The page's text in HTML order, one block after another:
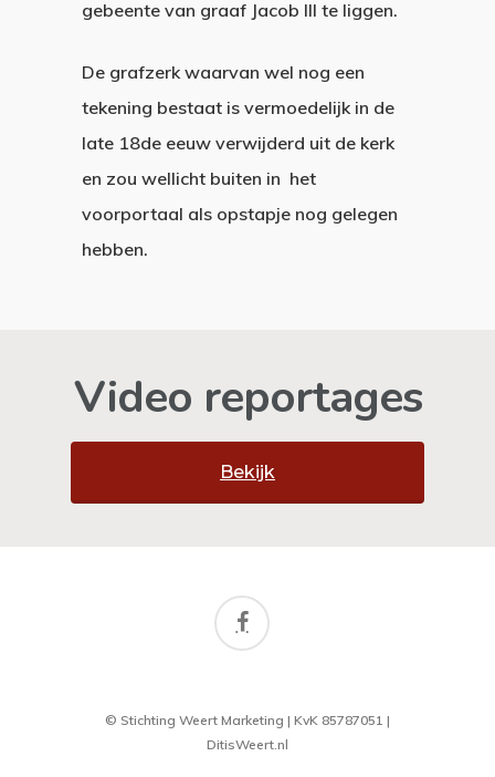
gebeente van graaf Jacob III te liggen.
De grafzerk waarvan wel nog een
tekening bestaat is vermoedelijk in de
late 18de eeuw verwijderd uit de kerk
en zou wellicht buiten in het
voorportaal als opstapje nog gelegen
hebben.
Video reportages
Bekijk
© Stichting Weert Marketing | KvK 85787051 |
DitisWeert.nl